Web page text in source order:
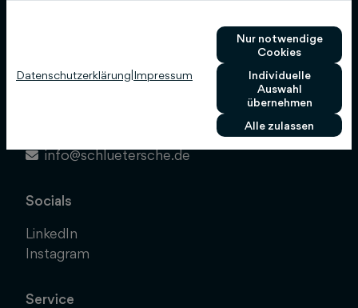
Schlütersche Verlagsgesellschaft mbH & Co.
Hans-Böckler-Allee 7
info@schluetersche.de
Socials
LinkedIn
Instagram
Service
Datenschutzerklärung Impressum
Nur notwendige
Cookies
Individuelle
Auswahl
übernehmen
Alle zulassen